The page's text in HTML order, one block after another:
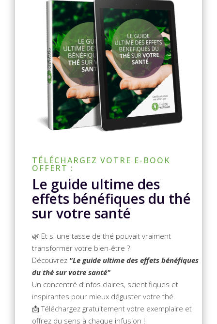
compte
Mon
Panier
TÉLÉCHARGEZ VOTRE E-BOOK
OFFERT :
Le guide ultime des
effets bénéfiques du thé
sur votre santé
🌿 Et si une tasse de thé pouvait vraiment
transformer votre bien-être ?
Découvrez "Le guide ultime des effets bénéfiques
du thé sur votre santé"
Un concentré d’infos claires, scientifiques et
inspirantes pour mieux déguster votre thé.
📩 Téléchargez gratuitement votre exemplaire et
offrez du sens à chaque infusion !